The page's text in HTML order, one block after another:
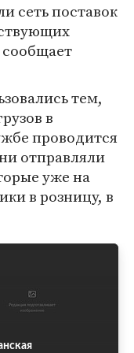
сеть поставок
тем,
в
проводится
отправляли
уже на
в розницу, в